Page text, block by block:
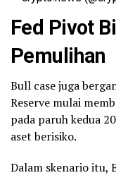
Fed Pivot
Pemulihan
Bull case juga
Reserve mulai
pada paruh kedua
aset berisiko.
Dalam skenario itu,